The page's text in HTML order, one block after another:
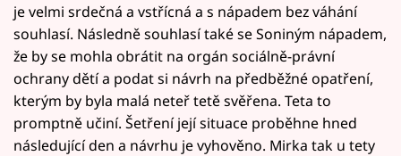
je velmi srdečná a vstřícná a s nápadem bez váhání
souhlasí. Následně souhlasí také se Soniným nápadem,
že by se mohla obrátit na orgán sociálně-právní
ochrany dětí a podat si návrh na předběžné opatření,
kterým by byla malá neteř tetě svěřena. Teta to
promptně učiní. Šetření její situace proběhne hned
následující den a návrhu je vyhověno. Mirka tak u tety